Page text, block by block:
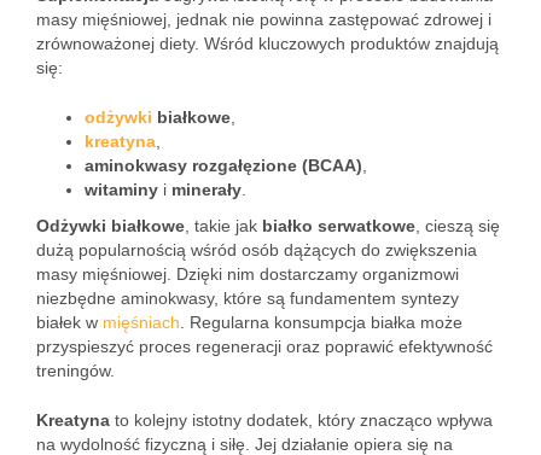
masy mięśniowej, jednak nie powinna zastępować zdrowej i
zrównoważonej diety. Wśród kluczowych produktów znajdują
się:
odżywki białkowe
kreatyna
aminokwasy rozgałęzione (BCAA)
witaminy i minerały
Odżywki białkowe , takie jak białko serwatkowe , cieszą się
dużą popularnością wśród osób dążących do zwiększenia
masy mięśniowej. Dzięki nim dostarczamy organizmowi
niezbędne aminokwasy, które są fundamentem syntezy
białek w mięśniach . Regularna konsumpcja białka może
przyspieszyć proces regeneracji oraz poprawić efektywność
treningów.
Kreatyna to kolejny istotny dodatek, który znacząco wpływa
na wydolność fizyczną i siłę. Jej działanie opiera się na